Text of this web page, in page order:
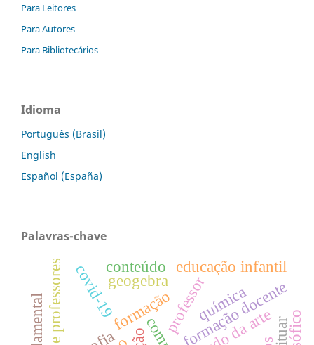
Para Leitores
Para Autores
Para Bibliotecários
Idioma
Português (Brasil)
English
Español (España)
Palavras-chave
formação
covid-19 formação docente
professor
educação infantil
geogebra
química
conteúdo